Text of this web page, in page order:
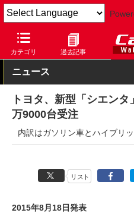
カテゴリ 過去記事
Car Watch 自動車 トヨタ
ニュース
トヨタ、新型「シエン
万9000台受注
内訳はガソリン車とハイブリ
リスト
2015年8月18日発表